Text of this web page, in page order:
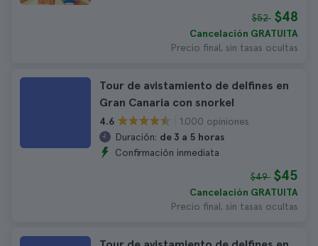
$52 $48
Cancelación GRATUITA
Precio final, sin tasas ocultas
Tour de avistamiento de delfines en
Gran Canaria con snorkel
4.6
1.000 opiniones
Duración: de 3 a 5 horas
Confirmación inmediata
$49 $45
Cancelación GRATUITA
Precio final, sin tasas ocultas